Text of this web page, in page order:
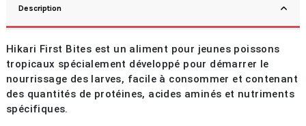
Description
Hikari First Bites est un aliment pour jeunes poissons
tropicaux spécialement développé pour démarrer le
nourrissage des larves, facile à consommer et contenant
des quantités de protéines, acides aminés et nutriments
spécifiques.